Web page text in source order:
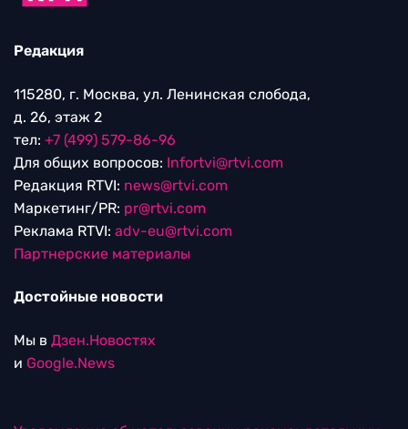
Редакция
115280, г. Москва, ул. Ленинская слобода,
д. 26, этаж 2
тел: +7 (499) 579-86-96
Для общих вопросов: Infortvi@rtvi.com
Редакция RTVI: news@rtvi.com
Маркетинг/PR: pr@rtvi.com
Реклама RTVI: adv-eu@rtvi.com
Партнерские материалы
Достойные новости
Мы в Дзен.Новостях
и Google.News